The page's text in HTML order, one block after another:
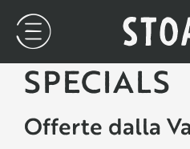
SPECIALS
Offerte dalla